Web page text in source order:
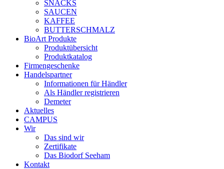
SNACKS
SAUCEN
KAFFEE
BUTTERSCHMALZ
BioArt Produkte
Produktübersicht
Produktkatalog
Firmengeschenke
Handelspartner
Informationen für Händler
Als Händler registrieren
Demeter
Aktuelles
CAMPUS
Wir
Das sind wir
Zertifikate
Das Biodorf Seeham
Kontakt